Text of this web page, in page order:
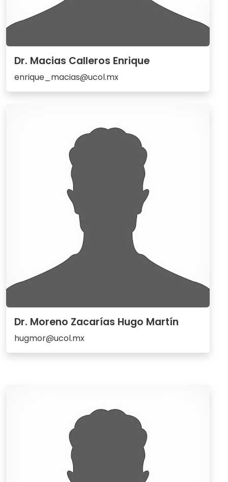
Dr. Macias Calleros Enrique
enrique_macias@ucol.mx
Dr. Moreno Zacarías Hugo Martín
hugmor@ucol.mx